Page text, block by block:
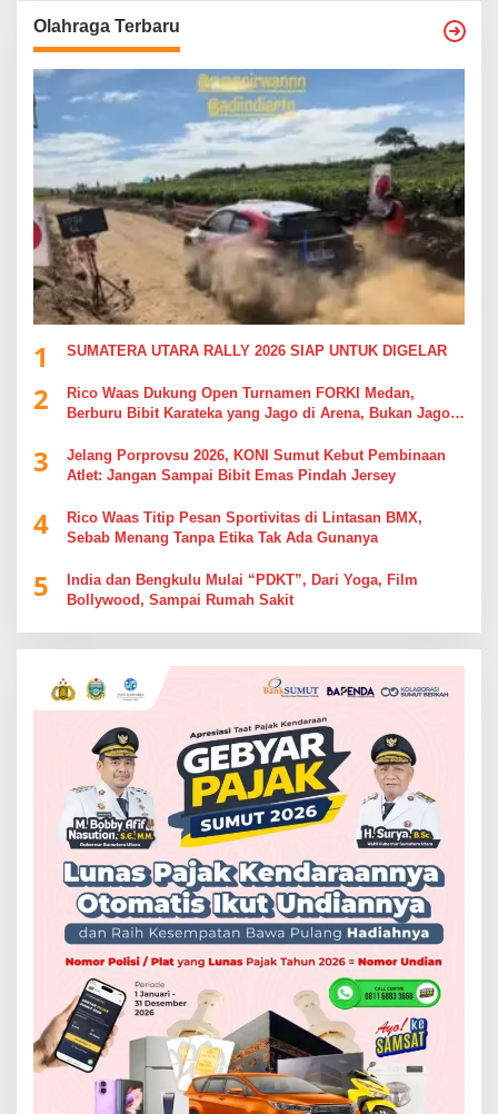
Olahraga Terbaru
1 SUMATERA UTARA RALLY 2026 SIAP UNTUK DIGELAR
2
Rico Waas Dukung Open Turnamen FORKI Medan,
Berburu Bibit Karateka yang Jago di Arena, Bukan Jago
3
Jelang Porprovsu 2026, KONI Sumut Kebut Pembinaan
Atlet: Jangan Sampai Bibit Emas Pindah Jersey
4
Rico Waas Titip Pesan Sportivitas di Lintasan BMX,
Sebab Menang Tanpa Etika Tak Ada Gunanya
5
India dan Bengkulu Mulai “PDKT”, Dari Yoga, Film
Bollywood, Sampai Rumah Sakit